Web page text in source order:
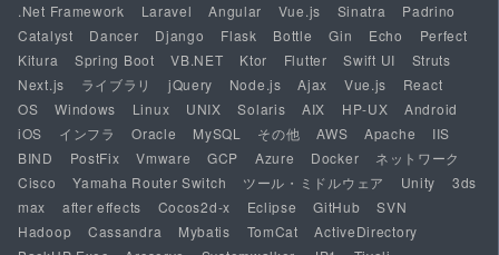
.Net Framework
Laravel Angular Vue.js Sinatra
Padrino
Catalyst
Dancer Django Flask Bottle Gin Echo
Perfect
Kitura
Spring Boot VB.NET Ktor Flutter Swift UI
Struts
Next.js
ライブラリ jQuery Node.js Ajax Vue.js
React
OS
Windows Linux UNIX Solaris AIX HP-UX
Android
iOS
インフラ Oracle MySQL その他 AWS Apache
IIS
BIND
PostFix Vmware GCP Azure Docker
ネットワーク
Cisco
Yamaha Router Switch ツール・ミドルウェア Unity
3ds
max
after effects Cocos2d-x Eclipse GitHub
SVN
Hadoop
Cassandra Mybatis TomCat
ActiveDirectory